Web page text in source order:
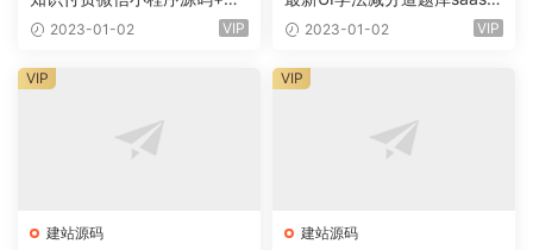
端+教程
2023-01-02 VIP
统商业专业版小程序+前端
2023-01-02 VIP
建站源码
VIP
建站源码
VIP